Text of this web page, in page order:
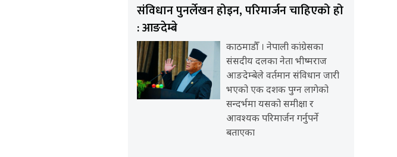
संविधान पुनर्लेखन होइन, परिमार्जन चाहिएको हो
: आङदेम्बे
काठमाडौँ । नेपाली कांग्रेसका
संसदीय दलका नेता भीष्मराज
आङदेम्बेले वर्तमान संविधान जारी
भएको एक दशक पुग्न लागेको
सन्दर्भमा यसको समीक्षा र
आवश्यक परिमार्जन गर्नुपर्ने
बताएका